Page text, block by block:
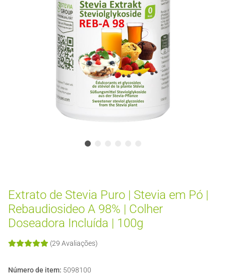
Extrato de Stevia Puro | Stevia em Pó |
Rebaudiosideo A 98% | Colher
Doseadora Incluída | 100g
(29 Avaliações)
Número de item: 5098100